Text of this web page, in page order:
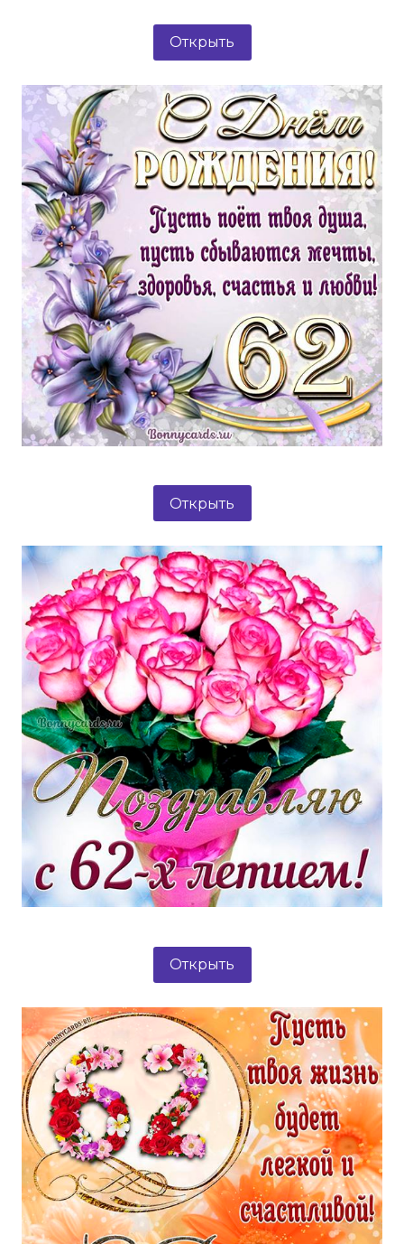
Открыть
Открыть
Открыть